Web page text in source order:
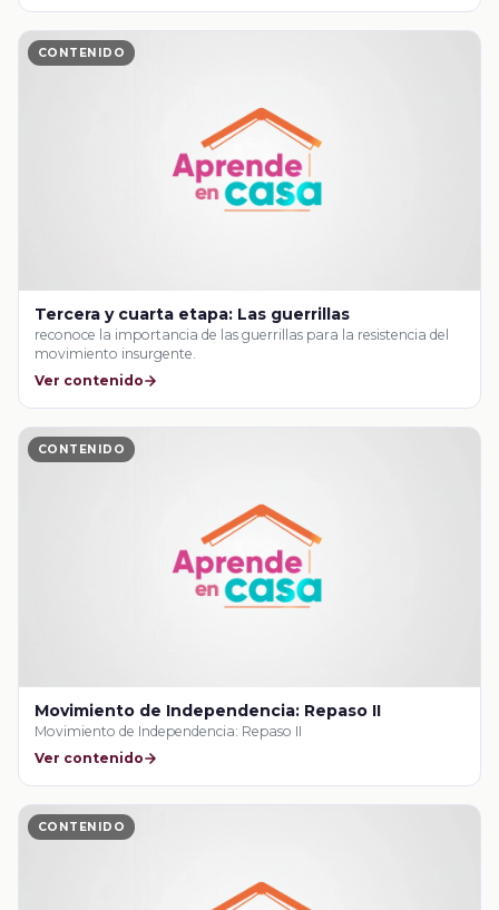
CONTENIDO
Tercera y cuarta etapa: Las guerrillas
reconoce la importancia de las guerrillas para la resistencia del
movimiento insurgente.
Ver contenido
CONTENIDO
Movimiento de Independencia: Repaso II
Movimiento de Independencia: Repaso II
Ver contenido
CONTENIDO